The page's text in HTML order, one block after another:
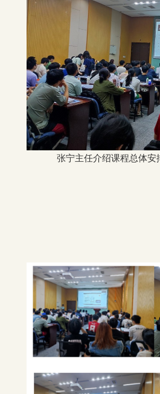
张宁主任介绍课程总体安